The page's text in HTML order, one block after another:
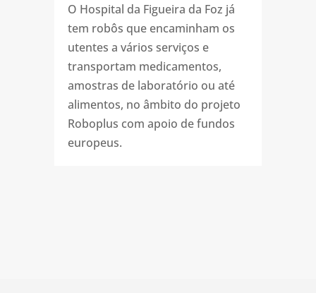
O Hospital da Figueira da Foz já
tem robôs que encaminham os
utentes a vários serviços e
transportam medicamentos,
amostras de laboratório ou até
alimentos, no âmbito do projeto
Roboplus com apoio de fundos
europeus.